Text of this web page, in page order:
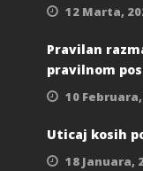
12 Marta,
Pravilan
pravilnom
10
Uticaj kosih
18 Januara,